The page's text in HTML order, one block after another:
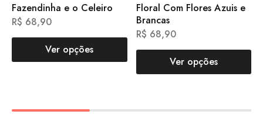
Fazendinha e o Celeiro
R$ 68,90
Ver opções
Floral Com Flores Azuis e
Brancas
R$ 68,90
Ver opções